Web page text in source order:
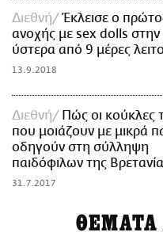
Διεθνή
Έκλεισε ο
ανοχής με sex dolls στην
ύστερα από 9 μέρες
13.9.2018
Διεθνή
Πώς οι κούκλες
που μοιάζουν με μικρά
οδηγούν στη σύλληψη
παιδόφιλων της
31.7.2017
ΘΕΜΑΤΑ